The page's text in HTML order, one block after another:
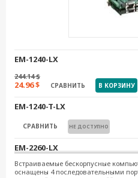
СРАВНИТЬ
UC-7101-T-LX
UC-7124-T-CE
EM-1240-LX
244.14 $
24.96 $ СРАВНИТЬ В КОРЗИНУ
EM-1240-T-LX
СРАВНИТЬ НЕ ДОСТУПНО
EM-2260-LX
СРАВНИТЬ НЕ ДОСТУПНО
Встраиваемые бескорпусные
оснащены 4 последовательными